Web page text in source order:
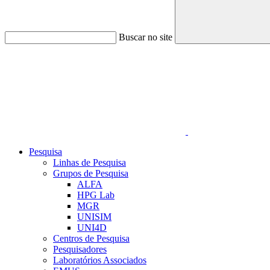
Buscar no site
Pesquisa
Linhas de Pesquisa
Grupos de Pesquisa
ALFA
HPG Lab
MGR
UNISIM
UNI4D
Centros de Pesquisa
Pesquisadores
Laboratórios Associados